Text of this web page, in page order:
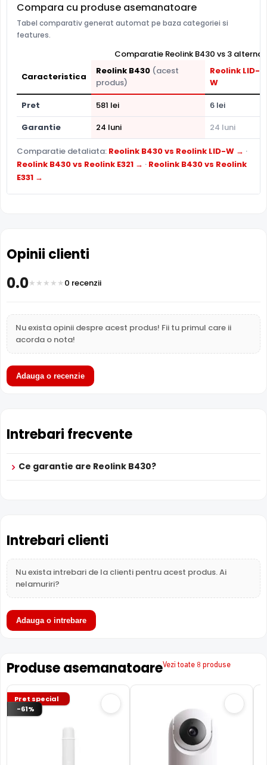
Compara cu produse asemanatoare
Tabel comparativ generat automat pe baza categoriei si
features.
Comparatie Reolink B430 vs 3
Caracteristica
Reolink B430 (acest
produs)
Reolink LID-
W
Pret
581 lei
6 lei
Garantie
24 luni 24 luni
Comparatie detaliata: Reolink B430 vs Reolink LID-W → ·
Reolink B430 vs Reolink E321 → · Reolink B430 vs Reolink
E331 →
Opinii clienti
0.0 0 recenzii
Nu exista opinii despre acest produs! Fii tu primul care ii
acorda o nota!
Adauga o recenzie
Intrebari frecvente
Ce garantie are Reolink B430?
Intrebari clienti
Nu exista intrebari de la clienti pentru acest produs. Ai
nelamuriri?
Adauga o intrebare
Produse asemanatoareVezi toate 8 produse
Pret special
-61%